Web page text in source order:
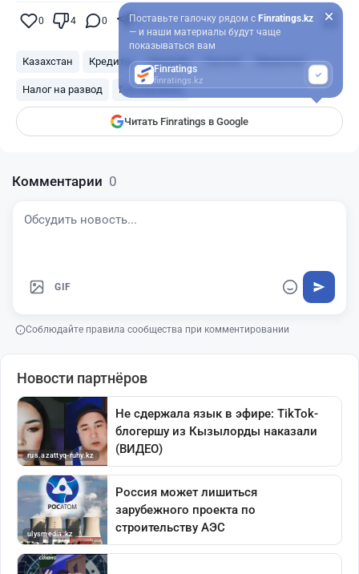
0 4 0 0
Казахстан Кредиты Свадьба Налоги Мажилис
Налог на развод Госпошлины
Читать Finratings в Google
Поставьте галочку рядом с Finratings.kz
— и наши материалы будут чаще
показываться вам
Finratings
finratings.kz
Комментарии 0
GIF
Соблюдайте правила сообщества при комментировании